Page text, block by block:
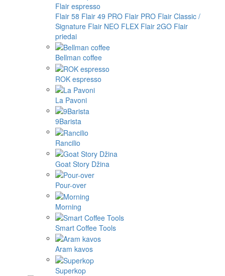
Flair espresso
Flair 58 Flair 49 PRO Flair PRO Flair Classic /
Signature Flair NEO FLEX Flair 2GO Flair
priedai
Bellman coffee
ROK espresso
La Pavoni
9Barista
Rancilio
Goat Story Džina
Pour-over
Morning
Smart Coffee Tools
Aram kavos
Superkop